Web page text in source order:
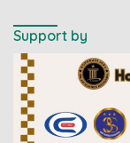
Support by